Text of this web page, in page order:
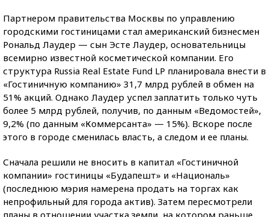
Партнером правительства Москвы по управлению
городскими гостиницами стал американский бизнесмен
Рональд Лаудер — сын Эсте Лаудер, основательницы
всемирно известной косметической компании. Его
структура Russia Real Estate Fund LP планировала внести в
«Гостиничную компанию» 31,7 млрд рублей в обмен на
51% акций. Однако Лаудер успел заплатить только чуть
более 5 млрд рублей, получив, по данным «Ведомостей»,
9,2% (по данным «Коммерсанта» — 15%). Вскоре после
этого в городе сменилась власть, а следом и ее планы.
Сначала решили не вносить в капитал «Гостиничной
компании» гостиницы «Будапешт» и «Националь»
(последнюю мэрия намерена продать на торгах как
непрофильный для города актив). Затем пересмотрели